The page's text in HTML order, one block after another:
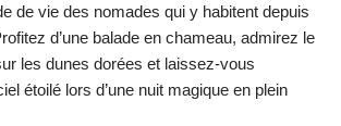
de vie des nomades qui y habitent depuis
d’une balade en chameau, admirez le
les dunes dorées et laissez-vous
étoilé lors d’une nuit magique en plein